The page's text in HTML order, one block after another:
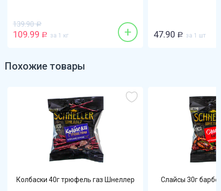
139.90 Р
109.99 Р за 1 кг + 47.90 Р за 1 шт
Похожие товары
Колбаски 40г трюфель газ Шнеллер Слайсы 30г